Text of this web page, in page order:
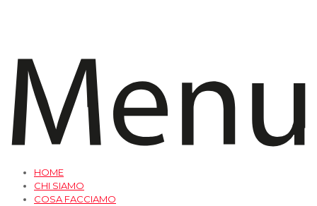
HOME
CHI SIAMO
COSA FACCIAMO